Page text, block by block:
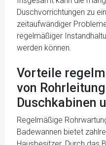
Duschvorrichtungen zu
zeitaufwändiger
regelmäßiger
werden können.
Vorteile
von
Duschkabinen
Regelmäßige
Badewannen bietet